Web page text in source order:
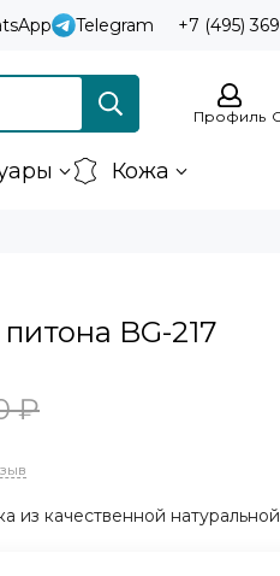
Telegram +7 (495)
Профиль
Кожа
BG-217
₽
из качественной